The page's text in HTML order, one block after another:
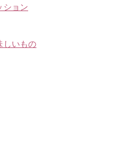
ション
しいもの